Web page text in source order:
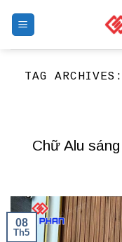
TAG
Chữ Alu
08
Th5